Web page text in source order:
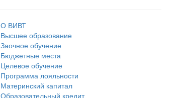
О ВИВТ
Высшее образование
Заочное обучение
Бюджетные места
Целевое обучение
Программа лояльности
Материнский капитал
Образовательный кредит